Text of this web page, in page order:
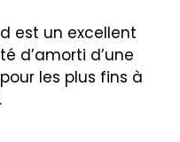
est un excellent
d’amorti d’une
pour les plus fins à